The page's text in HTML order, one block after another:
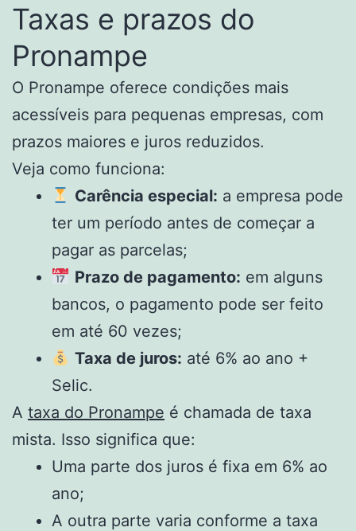
Taxas e prazos do
Pronampe
O Pronampe oferece condições mais
acessíveis para pequenas empresas, com
prazos maiores e juros reduzidos.
Veja como funciona:
Carência especial: a empresa pode
ter um período antes de começar a
pagar as parcelas;
Prazo de pagamento: em alguns
bancos, o pagamento pode ser feito
em até 60 vezes;
Taxa de juros: até 6% ao ano +
Selic.
A taxa do Pronampe é chamada de taxa
mista. Isso significa que:
Uma parte dos juros é fixa em 6% ao
ano;
A outra parte varia conforme a taxa